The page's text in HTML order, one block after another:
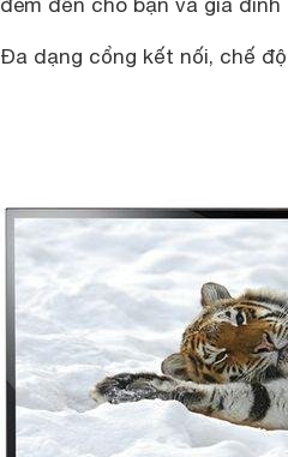
đem đến cho bạn và gia
Đa dạng cổng kết nối, chế